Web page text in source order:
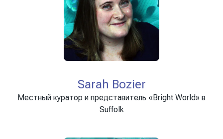
Sarah Bozier
Местный куратор и представитель «Bright World» в
Suffolk